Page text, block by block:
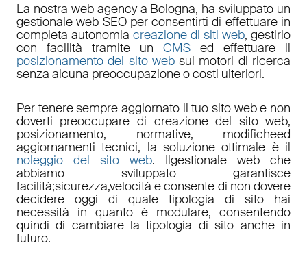
La nostra web agency a Bologna, ha sviluppato un
gestionale web SEOper consentirti di effettuare in
completa autonomia creazione di siti web, gestirlo
con facilità tramite un CMS ed effettuare il
posizionamento del sito websui motori di ricerca
senza alcuna preoccupazione o costi ulteriori.
Per tenere sempre aggiornato il tuo sito web e non
doverti preoccupare di creazione del sito web,
posizionamento, normative, modificheed
aggiornamenti tecnici, la soluzione ottimale è il
noleggio del sito web. Ilgestionale webche
abbiamo sviluppato garantisce
facilità;sicurezza,velocità e consente di non dovere
decidere oggi di quale tipologia di sito hai
necessità in quanto è modulare, consentendo
quindi di cambiare la tipologia di sito anche in
futuro.